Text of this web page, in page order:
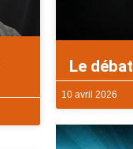
Le débat
10 avril 2026